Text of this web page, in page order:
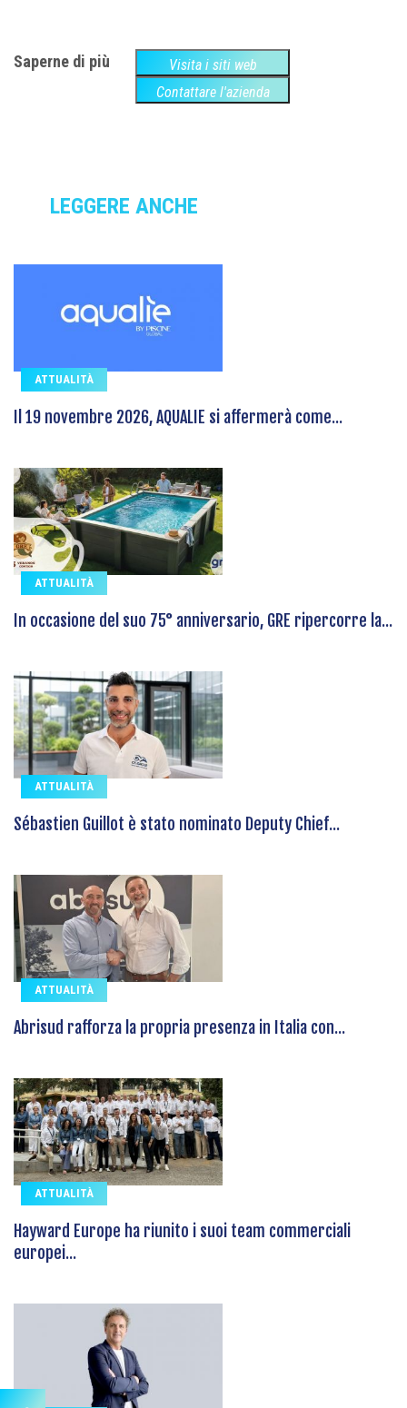
Saperne di più
Visita i siti web
Contattare l'azienda
LEGGERE ANCHE
ATTUALITÀ
Il 19 novembre 2026, AQUALIE si affermerà come...
ATTUALITÀ
In occasione del suo 75° anniversario, GRE ripercorre la...
ATTUALITÀ
Sébastien Guillot è stato nominato Deputy Chief...
ATTUALITÀ
Abrisud rafforza la propria presenza in Italia con...
ATTUALITÀ
Hayward Europe ha riunito i suoi team commerciali
europei...